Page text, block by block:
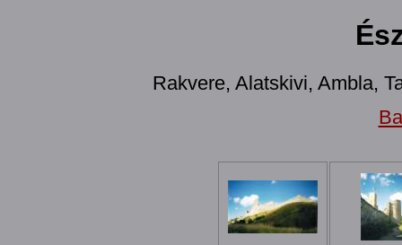
Rakvere, Alatskivi, Ambla,